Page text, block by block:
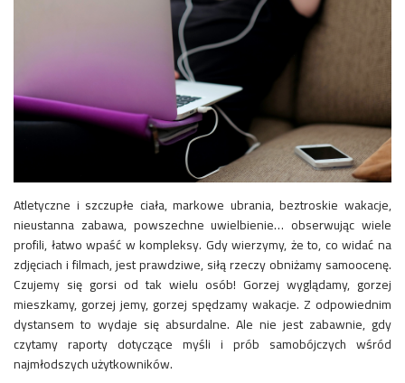
Atletyczne i szczupłe ciała, markowe ubrania, beztroskie wakacje,
nieustanna zabawa, powszechne uwielbienie… obserwując wiele
profili, łatwo wpaść w kompleksy. Gdy wierzymy, że to, co widać na
zdjęciach i filmach, jest prawdziwe, siłą rzeczy obniżamy samoocenę.
Czujemy się gorsi od tak wielu osób! Gorzej wyglądamy, gorzej
mieszkamy, gorzej jemy, gorzej spędzamy wakacje. Z odpowiednim
dystansem to wydaje się absurdalne. Ale nie jest zabawnie, gdy
czytamy raporty dotyczące myśli i prób samobójczych wśród
najmłodszych użytkowników.